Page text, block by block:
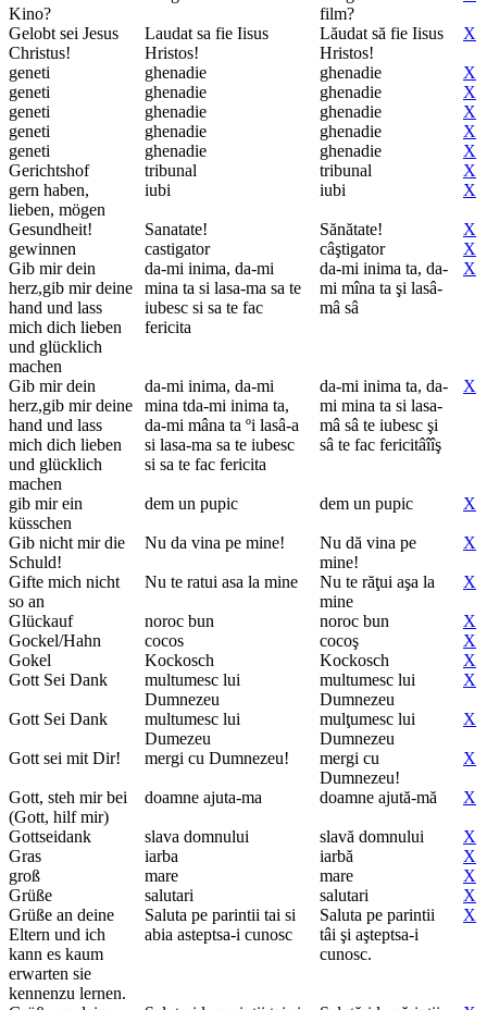
Kino?
film?
Gelobt sei Jesus
Christus!
Laudat sa fie Iisus
Hristos!
Lăudat să fie Iisus
Hristos!
X
geneti ghenadie ghenadie
X
geneti
ghenadie ghenadie
X
geneti
ghenadie ghenadie
X
geneti
ghenadie ghenadie
X
geneti
ghenadie ghenadie
X
Gerichtshof
tribunal tribunal
X
gern haben,
lieben, mögen
iubi iubi X
Gesundheit! Sanatate! Sănătate!
X
gewinnen
castigator câştigator
X
Gib mir dein
herz,gib mir deine
hand und lass
mich dich lieben
und glücklich
machen
da-mi inima, da-mi
mina ta si lasa-ma sa te
iubesc si sa te fac
fericita
da-mi inima ta, da-
mi mîna ta şi lasâ-
mâ sâ
X
Gib mir dein
herz,gib mir deine
hand und lass
mich dich lieben
und glücklich
machen
da-mi inima, da-mi
mina tda-mi inima ta,
da-mi mâna ta ºi lasâ-a
si lasa-ma sa te iubesc
si sa te fac fericita
da-mi inima ta, da-
mi mina ta si lasa-
mâ sâ te iubesc şi
sâ te fac fericitâîîş
X
gib mir ein
küsschen
dem un pupic dem un pupic X
Gib nicht mir die
Schuld!
Nu da vina pe mine!
Nu dă vina pe
mine!
X
Gifte mich nicht
so an
Nu te ratui asa la mine
Nu te răţui aşa la
mine
X
Glückauf noroc bun noroc bun
X
Gockel/Hahn
cocos cocoş
X
Gokel
Kockosch Kockosch
X
Gott Sei Dank
multumesc lui
Dumnezeu
multumesc lui
Dumnezeu
X
Gott Sei Dank
multumesc lui
Dumezeu
mulţumesc lui
Dumnezeu
X
Gott sei mit Dir! mergi cu Dumnezeu!
mergi cu
Dumnezeu!
X
Gott, steh mir bei
(Gott, hilf mir)
doamne ajuta-ma doamne ajută-mă X
Gottseidank slava domnului slavă domnului
X
Gras
iarba iarbă
X
groß
mare mare
X
Grüße
salutari salutari
X
Grüße an deine
Eltern und ich
kann es kaum
erwarten sie
kennenzu lernen.
Saluta pe parintii tai si
abia asteptsa-i cunosc
Saluta pe parintii
tâi şi aşteptsa-i
cunosc.
X